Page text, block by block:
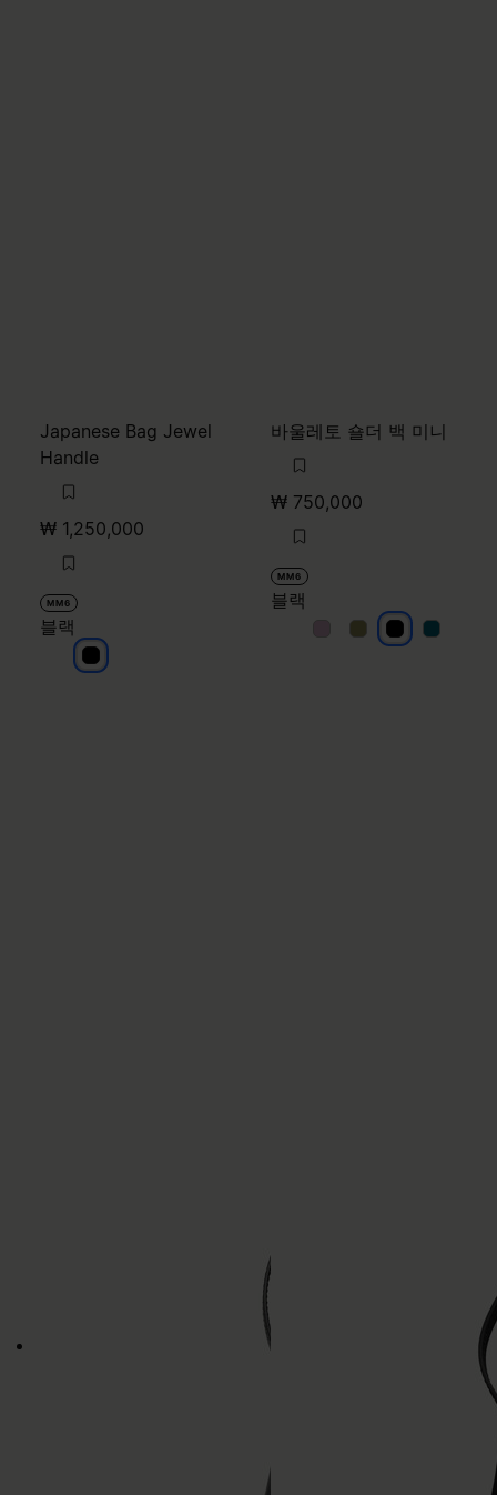
Japanese Bag Jewel
Handle
₩ 1,250,000
MM6
블랙
블랙
바울레토 숄더 백 미니
₩ 750,000
MM6
블랙
블랙 블랙 블랙